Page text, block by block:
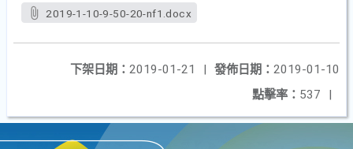
2019-1-10-9-50-20-nf1.docx
發佈日期： 2019-01-10
下架日期： 2019-01-21
|
點擊率： 537 |